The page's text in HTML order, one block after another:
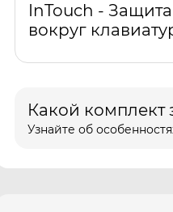
InTouch - Защита
вокруг
Какой комплект
Узнайте об